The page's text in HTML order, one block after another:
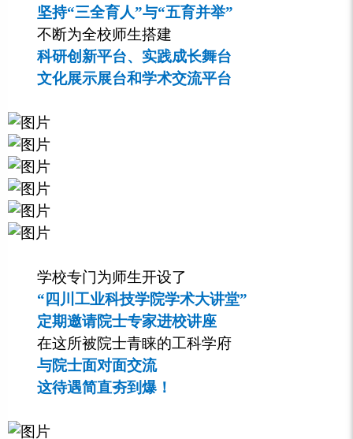
坚持“三全育人”与“五育并举”
不断为全校师生搭建
科研创新平台、实践成长舞台
文化展示展台和学术交流平台
学校专门为师生开设了
“四川工业科技学院学术大讲堂”
定期邀请院士专家进校讲座
在这所被院士青睐的工科学府
与院士面对面交流
这待遇简直夯到爆！